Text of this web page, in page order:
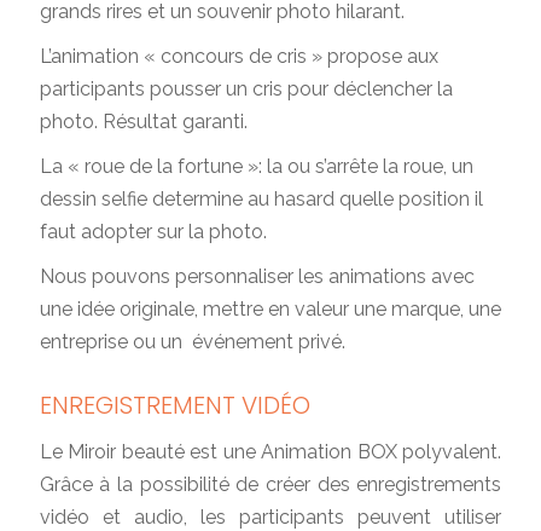
grands rires et un souvenir photo hilarant.
L’animation « concours de cris » propose aux
participants pousser un cris pour déclencher la
photo. Résultat garanti.
La « roue de la fortune »: la ou s’arrête la roue, un
dessin selfie determine au hasard quelle position il
faut adopter sur la photo.
Nous pouvons personnaliser les animations avec
une idée originale, mettre en valeur une marque, une
entreprise ou un événement privé.
ENREGISTREMENT VIDÉO
Le Miroir beauté est une Animation BOX polyvalent.
Grâce à la possibilité de créer des enregistrements
vidéo et audio, les participants peuvent utiliser